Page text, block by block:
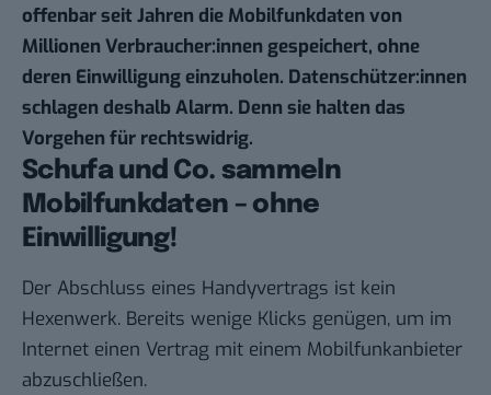
offenbar seit Jahren die Mobilfunkdaten von
Millionen Verbraucher:innen gespeichert, ohne
deren Einwilligung einzuholen. Datenschützer:innen
schlagen deshalb Alarm. Denn sie halten das
Vorgehen für rechtswidrig.
Schufa und Co. sammeln
Mobilfunkdaten – ohne
Einwilligung!
Der Abschluss eines Handyvertrags ist kein
Hexenwerk. Bereits wenige Klicks genügen, um im
Internet einen Vertrag mit einem Mobilfunkanbieter
abzuschließen.